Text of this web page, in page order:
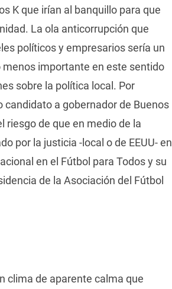
K que irían al banquillo para que
La ola anticorrupción que
políticos y empresarios sería un
importante en este sentido
sobre la política local. Por
a gobernador de Buenos
riesgo de que en medio de la
por la justicia -local o de EEUU- en
en el Fútbol para Todos y su
de la Asociación del Fútbol
clima de aparente calma que